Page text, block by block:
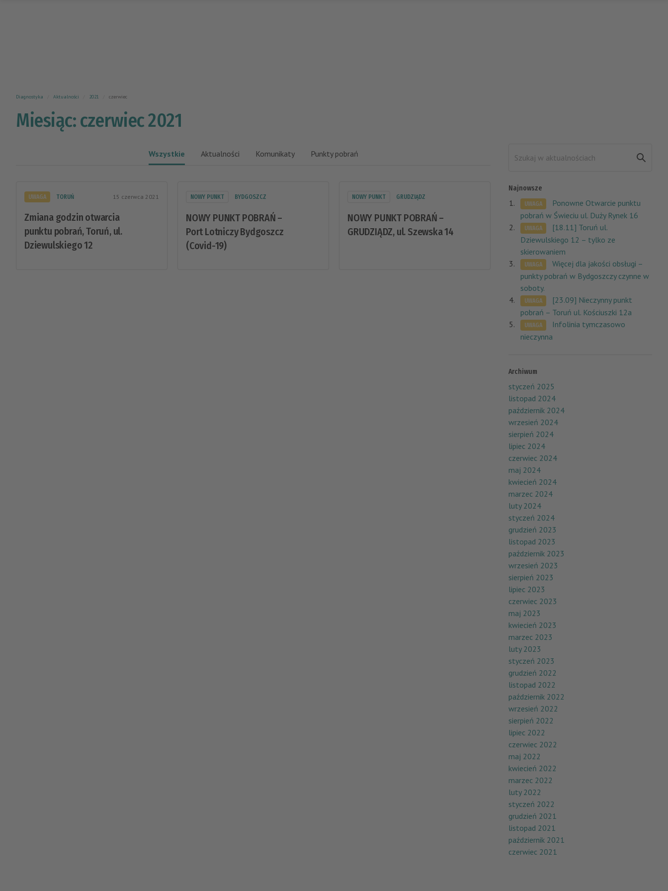
Diagnostyka Aktualności 2021 czerwiec
Miesiąc: czerwiec 2021
Najnowsze
UWAGA
Ponowne Otwarcie punktu
pobrań w Świeciu ul. Duży Rynek 16
UWAGA
[18.11] Toruń ul.
Dziewulskiego 12 – tylko ze
skierowaniem
UWAGA
Więcej dla jakości obsługi –
punkty pobrań w Bydgoszczy czynne w
soboty.
UWAGA
[23.09] Nieczynny punkt
pobrań – Toruń ul. Kościuszki 12a
UWAGA
Infolinia tymczasowo
nieczynna
Archiwum
styczeń 2025
listopad 2024
październik 2024
wrzesień 2024
sierpień 2024
lipiec 2024
czerwiec 2024
maj 2024
kwiecień 2024
marzec 2024
luty 2024
styczeń 2024
grudzień 2023
listopad 2023
październik 2023
wrzesień 2023
sierpień 2023
lipiec 2023
czerwiec 2023
maj 2023
kwiecień 2023
marzec 2023
luty 2023
styczeń 2023
grudzień 2022
listopad 2022
październik 2022
wrzesień 2022
sierpień 2022
lipiec 2022
czerwiec 2022
maj 2022
kwiecień 2022
marzec 2022
luty 2022
styczeń 2022
grudzień 2021
listopad 2021
październik 2021
czerwiec 2021
Wszystkie Aktualności Komunikaty Punkty pobrań
UWAGA TORUŃ 15 czerwca 2021
Zmiana godzin otwarcia
punktu pobrań, Toruń, ul.
Dziewulskiego 12
NOWY PUNKT BYDGOSZCZ
NOWY PUNKT POBRAŃ –
Port Lotniczy Bydgoszcz
(Covid-19)
NOWY PUNKT GRUDZIĄDZ
NOWY PUNKT POBRAŃ –
GRUDZIĄDZ, ul. Szewska 14